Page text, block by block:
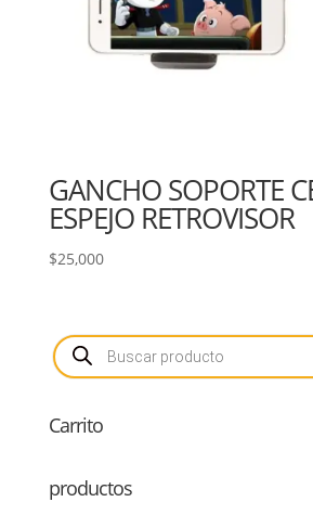
GANCHO SOPORTE
ESPEJO RETROVISOR
$25,000
Búsqueda
de
productos
Carrito
productos